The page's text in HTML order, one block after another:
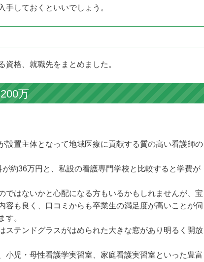
手しておくといいでしょう。
格、就職先をまとめました。
万
設置主体となって地域医療に貢献する質の高い看護師の
約36万円と、私設の看護専門学校と比較すると学費が
ではないかと心配になる方もいるかもしれませんが、宝
容も良く、口コミからも卒業生の満足度が高いことが伺
す。
ステンドグラスがはめられた大きな窓があり明るく開放
小児・母性看護学実習室、家庭看護実習室といった豊富